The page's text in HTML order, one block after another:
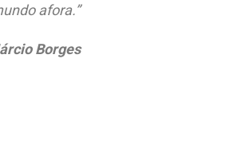
afora.”
Borges